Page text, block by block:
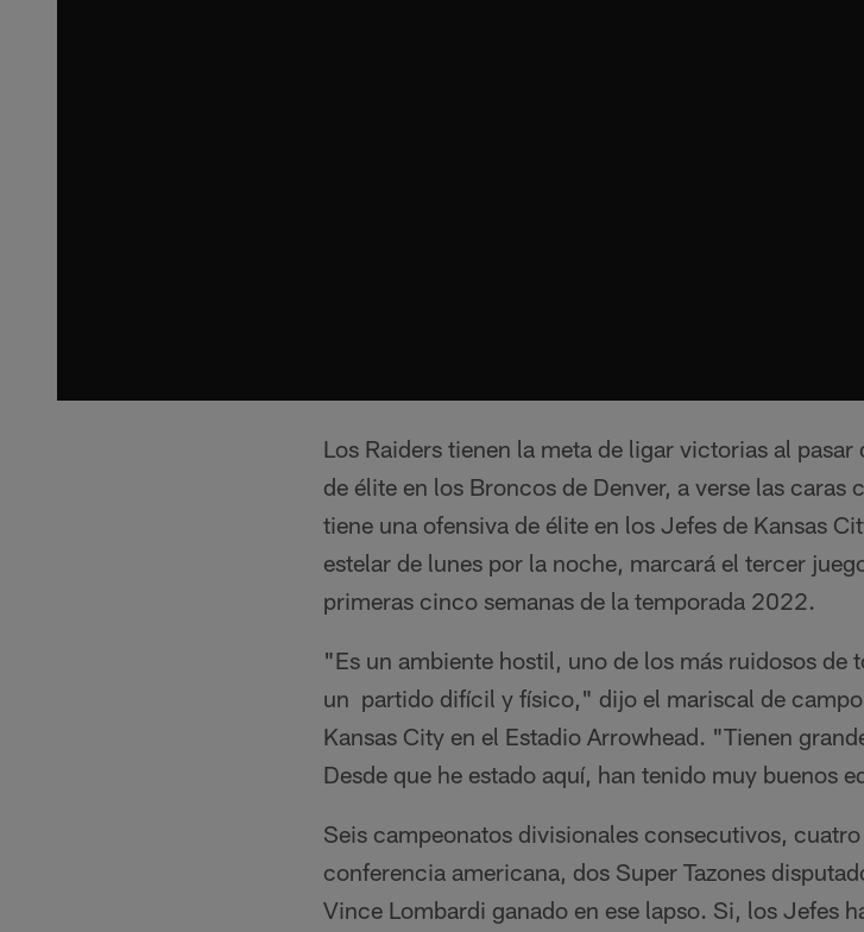
Los Raiders tienen la meta de ligar victorias al
de élite en los Broncos de Denver, a verse las
tiene una ofensiva de élite en los Jefes de Kansas
estelar de lunes por la noche, marcará el tercer
primeras cinco semanas de la temporada 2022.
"Es un ambiente hostil, uno de los más ruidosos de
un partido difícil y físico," dijo el mariscal de
Kansas City en el Estadio Arrowhead. "Tienen
Desde que he estado aquí, han tenido muy buenos
Seis campeonatos divisionales consecutivos,
conferencia americana, dos Super Tazones
Vince Lombardi ganado en ese lapso. Si, los Jefes